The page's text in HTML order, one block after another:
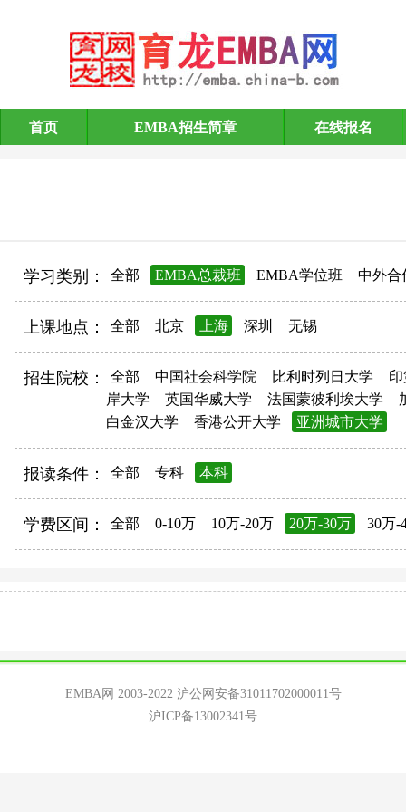
EMBA招生简章
首页 EMBA招生简章 在线报名
学习类别： 全部 EMBA总裁班 EMBA学位班 中外合
上课地点： 全部 北京 上海 深圳 无锡
招生院校： 全部 中国社会科学院 比利时列日大学
岸大学
英国华威大学 法国蒙彼利埃大学
白金汉大学
香港公开大学 亚洲城市大学
报读条件： 全部 专科 本科
学费区间： 全部 0-10万 10万-20万 20万-30万 30万-
EMBA网 2003-2022 沪公网安备31011702000011号
沪ICP备13002341号